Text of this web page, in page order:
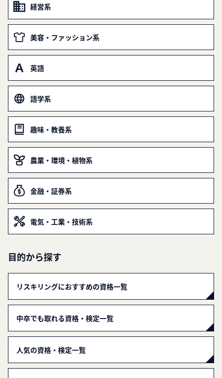
経営系
美容・ファッション系
英語
語学系
趣味・教養系
農業・環境・植物系
金融・証券系
電気・工業・技術系
目的から探す
リスキリングにおすすめの資格一覧
中卒でも取れる資格・検定一覧
人気の資格・検定一覧